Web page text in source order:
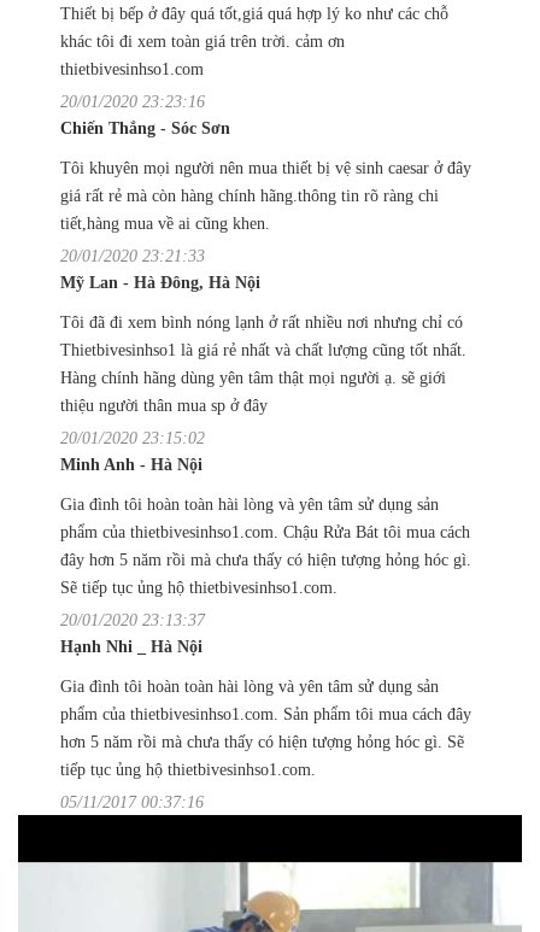
Thiết bị bếp ở đây quá tốt,giá quá hợp lý ko như các chỗ
khác tôi đi xem toàn giá trên trời. cảm ơn
thietbivesinhso1.com
20/01/2020 23:23:16
Chiến Thắng - Sóc Sơn
Tôi khuyên mọi người nên mua thiết bị vệ sinh caesar ở đây
giá rất rẻ mà còn hàng chính hãng.thông tin rõ ràng chi
tiết,hàng mua về ai cũng khen.
20/01/2020 23:21:33
Mỹ Lan - Hà Đông, Hà Nội
Tôi đã đi xem bình nóng lạnh ở rất nhiều nơi nhưng chỉ có
Thietbivesinhso1 là giá rẻ nhất và chất lượng cũng tốt nhất.
Hàng chính hãng dùng yên tâm thật mọi người ạ. sẽ giới
thiệu người thân mua sp ở đây
20/01/2020 23:15:02
Minh Anh - Hà Nội
Gia đình tôi hoàn toàn hài lòng và yên tâm sử dụng sản
phẩm của thietbivesinhso1.com. Chậu Rửa Bát tôi mua cách
đây hơn 5 năm rồi mà chưa thấy có hiện tượng hỏng hóc gì.
Sẽ tiếp tục ủng hộ thietbivesinhso1.com.
20/01/2020 23:13:37
Hạnh Nhi _ Hà Nội
Gia đình tôi hoàn toàn hài lòng và yên tâm sử dụng sản
phẩm của thietbivesinhso1.com. Sản phẩm tôi mua cách đây
hơn 5 năm rồi mà chưa thấy có hiện tượng hỏng hóc gì. Sẽ
tiếp tục ủng hộ thietbivesinhso1.com.
05/11/2017 00:37:16